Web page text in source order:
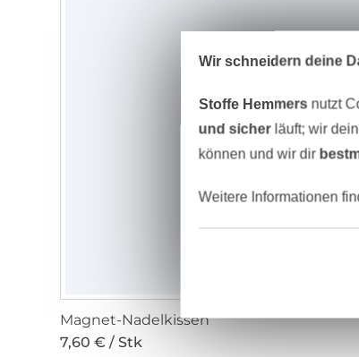
Magnet-Nadelkissen
7,60 € / Stk
Wir schneidern deine
Stoffe Hemmers nutzt
und sicherläuft; wir
können und wir dir
Weitere Informationen